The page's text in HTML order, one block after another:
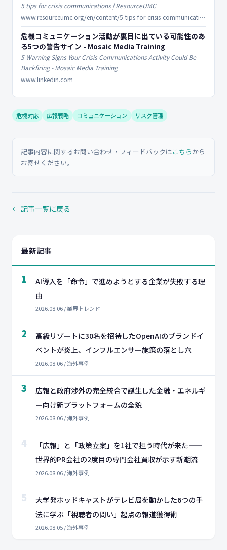
5 tips for crisis communications | ResourceUMC
www.resourceumc.org/en/content/5-tips-for-crisis-communications
危機コミュニケーション活動が裏目に出ている可能性のあ
る5つの警告サイン - Mosaic Media Training
5 Warning Signs Your Crisis Communications Activity Could Be
Backfiring - Mosaic Media Training
www.linkedin.com
危機対応 広報戦略 コミュニケーション リスク管理
記事内容に関するお問い合わせ・フィードバックはこちらから
お寄せください。
← 記事一覧に戻る
最新記事
1
AI導入を「命令」で進めようとする企業が失敗する理
由
2026.08.06 / 業界トレンド
2
高級リゾートに30名を招待したOpenAIのブランドイ
ベントが炎上、インフルエンサー施策の落とし穴
2026.08.06 / 海外事例
3
広報と政府渉外の完全統合で誕生した金融・エネルギ
ー向け新プラットフォームの全貌
2026.08.06 / 海外事例
4
「広報」と「政策立案」を1社で担う時代が来た——
世界的PR会社の2度目の専門会社買収が示す新潮流
2026.08.06 / 海外事例
5
大学発ポッドキャストがテレビ局を動かした6つの手
法に学ぶ「視聴者の問い」起点の報道獲得術
2026.08.05 / 海外事例